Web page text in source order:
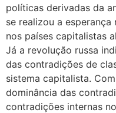
políticas derivadas da
se realizou a
nos países capitalistas
Já a revolução russa
das contradições de
sistema capitalista.
dominância das
contradições internas